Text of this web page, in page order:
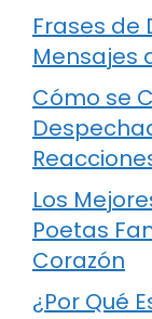
Frases de
Mensajes
Cómo se
Los
Poetas
Corazón
¿Por Qué